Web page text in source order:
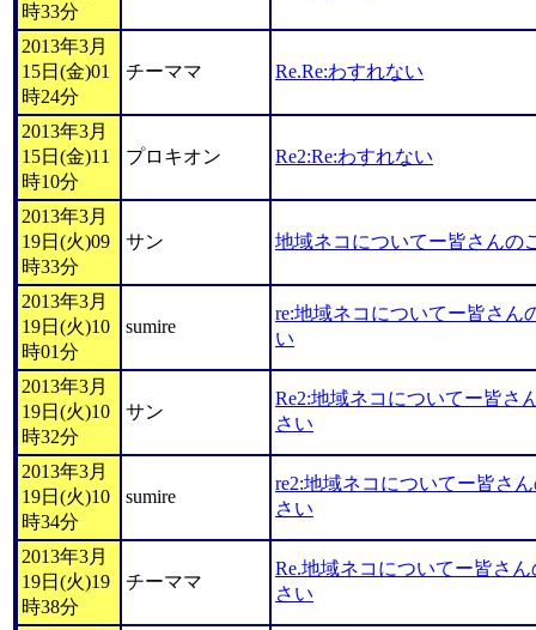
時33分
2013年3月
15日(金)01
時24分
チーママ Re.Re:わすれない
2013年3月
15日(金)11
時10分
プロキオン Re2:Re:わすれない
2013年3月
19日(火)09
時33分
サン 地域ネコについてー皆さんの
2013年3月
19日(火)10
時01分
sumire
re:地域ネコについてー皆さん
い
2013年3月
19日(火)10
時32分
サン
Re2:地域ネコについてー皆さ
さい
2013年3月
19日(火)10
時34分
sumire
re2:地域ネコについてー皆さ
さい
2013年3月
19日(火)19
時38分
チーママ
Re.地域ネコについてー皆さ
さい